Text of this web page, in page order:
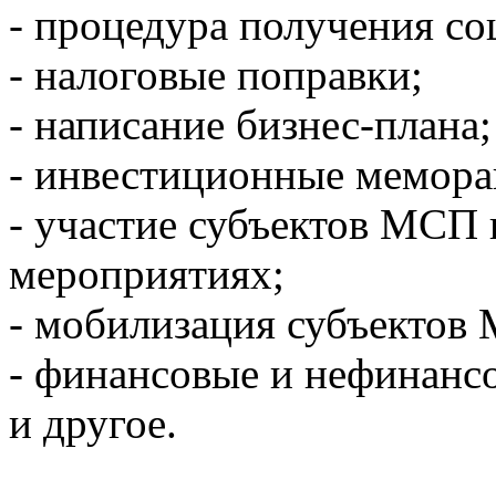
- процедура получения
- налоговые поправки;
- написание бизнес-плана;
- инвестиционные
- участие субъектов
мероприятиях;
- мобилизация
- финансовые и
и другое.